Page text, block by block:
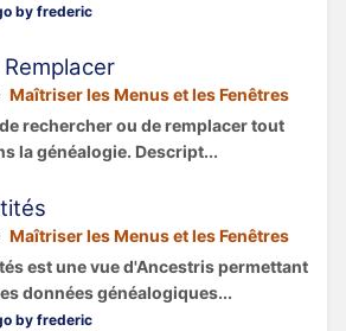
by frederic
Maîtriser les Menus et les Fenêtres
rechercher ou de remplacer tout
la généalogie. Descript...
Maîtriser les Menus et les Fenêtres
est une vue d'Ancestris permettant
données généalogiques...
by frederic